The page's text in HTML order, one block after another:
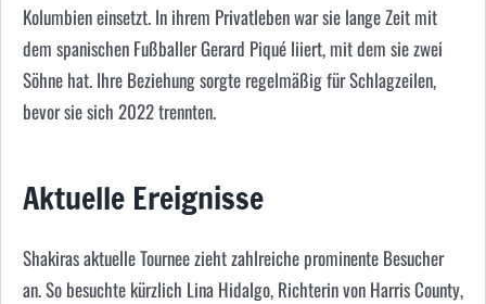
Kolumbien einsetzt. In ihrem Privatleben war sie lange Zeit mit
dem spanischen FußballerGerard Piquéliiert, mit dem sie zwei
Söhne hat. Ihre Beziehung sorgte regelmäßig für Schlagzeilen,
bevor sie sich 2022 trennten.
Aktuelle Ereignisse
Shakiras aktuelle Tournee zieht zahlreiche prominente Besucher
an. So besuchte kürzlich LinaHidalgo, Richterin von Harris County,